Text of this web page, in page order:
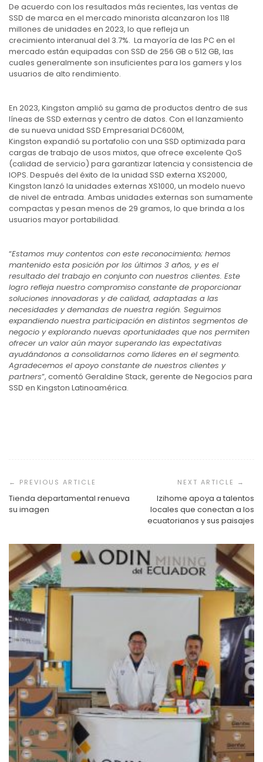
De acuerdo con los resultados más recientes, las ventas de
SSD de marca en el mercado minorista alcanzaron los 118
millones de unidades en 2023, lo que refleja un
crecimiento interanual del 3.7%. La mayoría de las PC en el
mercado están equipadas con SSD de 256 GB o 512 GB, las
cuales generalmente son insuficientes para los gamers y los
usuarios de alto rendimiento.
En 2023, Kingston amplió su gama de productos dentro de sus
líneas de SSD externas y centro de datos. Con el lanzamiento
de su nueva unidad SSD Empresarial DC600M,
Kingston expandió su portafolio con una SSD optimizada para
cargas de trabajo de usos mixtos, que ofrece excelente QoS
(calidad de servicio) para garantizar latencia y consistencia de
IOPS. Después del éxito de la unidad SSD externa XS2000,
Kingston lanzó la unidades externas XS1000, un modelo nuevo
de nivel de entrada. Ambas unidades externas son sumamente
compactas y pesan menos de 29 gramos, lo que brinda a los
usuarios mayor portabilidad.
“Estamos muy contentos con este reconocimiento; hemos
mantenido esta posición por los últimos 3 años, y es el
resultado del trabajo en conjunto con nuestros clientes. Este
logro refleja nuestro compromiso constante de proporcionar
soluciones innovadoras y de calidad, adaptadas a las
necesidades y demandas de nuestra región. Seguimos
expandiendo nuestra participación en distintos segmentos de
negocio y explorando nuevas oportunidades que nos permiten
ofrecer un valor aún mayor superando las expectativas
ayudándonos a consolidarnos como líderes en el segmento.
Agradecemos el apoyo constante de nuestros clientes y
partners”, comentó Geraldine Stack, gerente de Negocios para
SSD en Kingston Latinoamérica.
de
entradas
Tienda departamental renueva
su imagen
Izihome apoya a talentos
locales que conectan a los
ecuatorianos y sus paisajes